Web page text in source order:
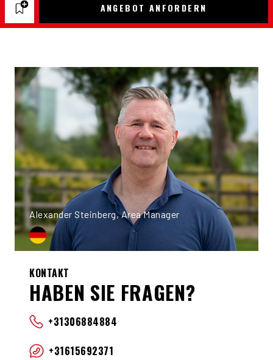
ANGEBOT ANFORDERN
Alexander Steinberg, Area Manager
KONTAKT
HABEN SIE FRAGEN?
+31306884884
+31615692371